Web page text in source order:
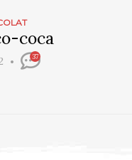
coca
37